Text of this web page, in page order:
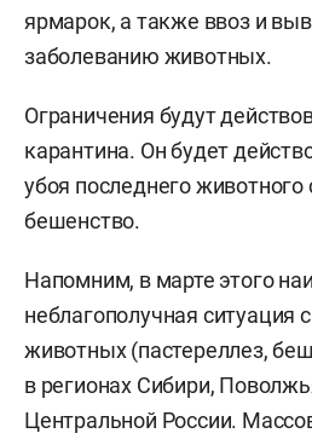
ярмарок, а также ввоз и
заболеванию животных.
Ограничения будут
карантина. Он будет
убоя последнего животного
бешенство.
Напомним, в марте этого
неблагополучная ситуация
животных (пастереллез,
в регионах Сибири,
Центральной России.